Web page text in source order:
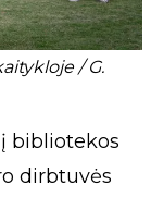
/ G.
bibliotekos
dirbtuvės